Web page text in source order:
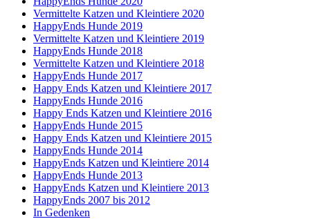
Vermittelte Katzen und Kleintiere 2020
HappyEnds Hunde 2019
Vermittelte Katzen und Kleintiere 2019
HappyEnds Hunde 2018
Vermittelte Katzen und Kleintiere 2018
HappyEnds Hunde 2017
Happy Ends Katzen und Kleintiere 2017
HappyEnds Hunde 2016
Happy Ends Katzen und Kleintiere 2016
HappyEnds Hunde 2015
Happy Ends Katzen und Kleintiere 2015
HappyEnds Hunde 2014
HappyEnds Katzen und Kleintiere 2014
HappyEnds Hunde 2013
HappyEnds Katzen und Kleintiere 2013
HappyEnds 2007 bis 2012
In Gedenken